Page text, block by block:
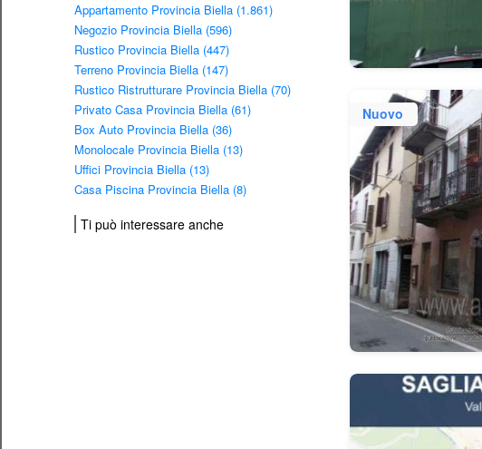
Appartamento Provincia Biella (1.861)
Negozio Provincia Biella (596)
Rustico Provincia Biella (447)
Terreno Provincia Biella (147)
Rustico Ristrutturare Provincia Biella (70)
Privato Casa Provincia Biella (61)
Box Auto Provincia Biella (36)
Monolocale Provincia Biella (13)
Uffici Provincia Biella (13)
Casa Piscina Provincia Biella (8)
Ti può interessare anche
Nuovo